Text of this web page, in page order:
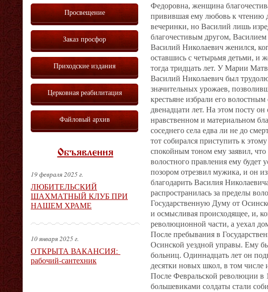
Федоровна, женщина
привившая ему любовь к чтению
вечеринки, но Василий лишь
благочестивым другом,
Василий Николаевич женился,
оставшись с четырьмя детьми, и
тогда тридцать лет. У Марии
Василий Николаевич был
значительных урожаев,
крестьяне избрали его
двенадцати лет. На этом посту
нравственном и материальном
соседнего села едва ли не до
тот собирался приступить к
спокойным тоном ему заявил,
волостного правления ему
позором отрезвил мужика, и он
благодарить Василия
распространилась за пределы
Государственную Думу от
и осмысливая происходящее, и,
революционной части, а уехал
После пребывания в
Осинской уездной управы. Ему
больниц. Одиннадцать лет он
десятки новых школ, в том числе
После Февральской революции в
большевиками солдаты стали
Просвещение
Заказ просфор
Приходские издания
Церковная реабилитация
Файловый архив
Объявления
19 февраля 2025 г.
ЛЮБИТЕЛЬСКИЙ
ШАХМАТНЫЙ КЛУБ ПРИ
НАШЕМ ХРАМЕ
10 января 2025 г.
ОТКРЫТА ВАКАНСИЯ:
рабочий-сантехник